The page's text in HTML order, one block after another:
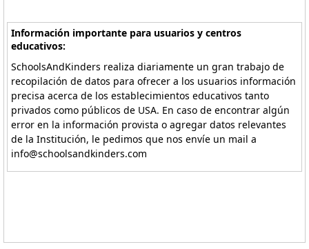
Información importante para usuarios y centros
educativos:
SchoolsAndKinders realiza diariamente un gran trabajo de
recopilación de datos para ofrecer a los usuarios información
precisa acerca de los establecimientos educativos tanto
privados como públicos de USA. En caso de encontrar algún
error en la información provista o agregar datos relevantes
de la Institución, le pedimos que nos envíe un mail a
info@schoolsandkinders.com